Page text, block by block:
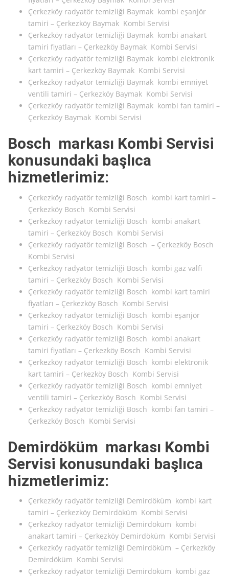
Çerkezköy radyatör temizliği Baymak kombi eşanjör
tamiri – Çerkezköy Baymak Kombi Servisi
Çerkezköy radyatör temizliği Baymak kombi anakart
tamiri fiyatları – Çerkezköy Baymak Kombi Servisi
Çerkezköy radyatör temizliği Baymak kombi elektronik
kart tamiri – Çerkezköy Baymak Kombi Servisi
Çerkezköy radyatör temizliği Baymak kombi emniyet
ventili tamiri – Çerkezköy Baymak Kombi Servisi
Çerkezköy radyatör temizliği Baymak kombi fan tamiri –
Çerkezköy Baymak Kombi Servisi
Bosch markası Kombi Servisi
konusundaki başlıca
hizmetlerimiz:
Çerkezköy radyatör temizliği Bosch kombi kart tamiri –
Çerkezköy Bosch Kombi Servisi
Çerkezköy radyatör temizliği Bosch kombi anakart
tamiri – Çerkezköy Bosch Kombi Servisi
Çerkezköy radyatör temizliği Bosch – Çerkezköy Bosch
Kombi Servisi
Çerkezköy radyatör temizliği Bosch kombi gaz valfi
tamiri – Çerkezköy Bosch Kombi Servisi
Çerkezköy radyatör temizliği Bosch kombi kart tamiri
fiyatları – Çerkezköy Bosch Kombi Servisi
Çerkezköy radyatör temizliği Bosch kombi eşanjör
tamiri – Çerkezköy Bosch Kombi Servisi
Çerkezköy radyatör temizliği Bosch kombi anakart
tamiri fiyatları – Çerkezköy Bosch Kombi Servisi
Çerkezköy radyatör temizliği Bosch kombi elektronik
kart tamiri – Çerkezköy Bosch Kombi Servisi
Çerkezköy radyatör temizliği Bosch kombi emniyet
ventili tamiri – Çerkezköy Bosch Kombi Servisi
Çerkezköy radyatör temizliği Bosch kombi fan tamiri –
Çerkezköy Bosch Kombi Servisi
Demirdöküm markası Kombi
Servisi konusundaki başlıca
hizmetlerimiz:
Çerkezköy radyatör temizliği Demirdöküm kombi kart
tamiri – Çerkezköy Demirdöküm Kombi Servisi
Çerkezköy radyatör temizliği Demirdöküm kombi
anakart tamiri – Çerkezköy Demirdöküm Kombi Servisi
Çerkezköy radyatör temizliği Demirdöküm – Çerkezköy
Demirdöküm Kombi Servisi
Çerkezköy radyatör temizliği Demirdöküm kombi gaz